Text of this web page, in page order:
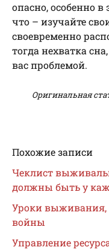
опасно, особенно
что – изучайте
своевременно
тогда нехватка
вас проблемой.
Оригинальная
Похожие записи
Чеклист
должны быть у
Уроки выживания,
войны
Управление